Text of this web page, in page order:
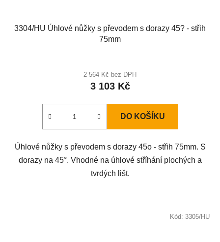
3304/HU Úhlové nůžky s převodem s dorazy 45? - střih
75mm
2 564 Kč bez DPH
3 103 Kč
DO KOŠÍKU
Úhlové nůžky s převodem s dorazy 45o - střih 75mm. S
dorazy na 45°. Vhodné na úhlové stříhání plochých a
tvrdých lišt.
Kód: 3305/HU